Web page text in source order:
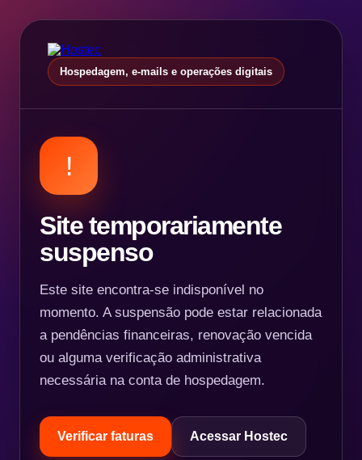
Hospedagem, e-mails e operações digitais
!
Site temporariamente
suspenso
Este site encontra-se indisponível no
momento. A suspensão pode estar relacionada
a pendências financeiras, renovação vencida
ou alguma verificação administrativa
necessária na conta de hospedagem.
Verificar faturas Acessar Hostec